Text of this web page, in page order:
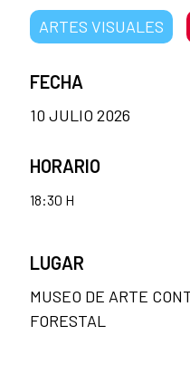
ARTES VISUALES
FECHA
10 JULIO 2026
HORARIO
18:30 H
LUGAR
MUSEO DE ARTE
FORESTAL